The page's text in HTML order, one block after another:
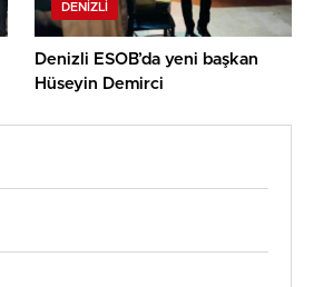
DENIZLI
Denizli ESOB’da yeni başkan
Hüseyin Demirci